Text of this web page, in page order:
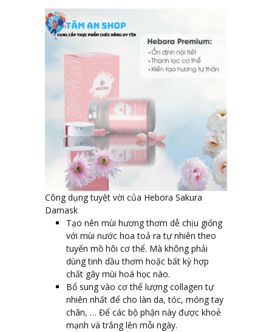
Công dụng tuyệt vời của Hebora Sakura
Damask
Tạo nên mùi hương thơm dễ chịu giống
với mùi nước hoa toả ra tự nhiên theo
tuyến mồ hôi cơ thể. Mà không phải
dùng tinh dầu thơm hoặc bất kỳ hợp
chất gây mùi hoá học nào.
Bổ sung vào cơ thể lượng collagen tự
nhiên nhất để cho làn da, tóc, móng tay
chân, … Để các bộ phận này được khoẻ
mạnh và trắng lên mỗi ngày.